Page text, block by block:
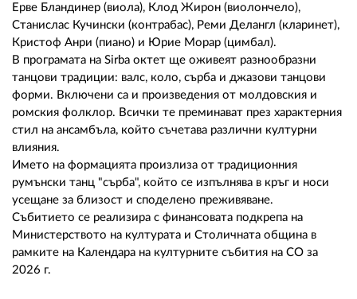
Ерве Бландинер (виола), Клод Жирон (виолончело),
Станислас Кучински (контрабас), Реми Делангл (кларинет),
Кристоф Анри (пиано) и Юрие Морар (цимбал).
В програмата на Sirba октет ще оживеят разнообразни
танцови традиции: валс, коло, сърба и джазови танцови
форми. Включени са и произведения от молдовския и
ромския фолклор. Всички те преминават през характерния
стил на ансамбъла, който съчетава различни културни
влияния.
Името на формацията произлиза от традиционния
румънски танц "сърба", който се изпълнява в кръг и носи
усещане за близост и споделено преживяване.
Събитието се реализира с финансовата подкрепа на
Министерството на културата и Столичната община в
рамките на Календара на културните събития на СО за
2026 г.